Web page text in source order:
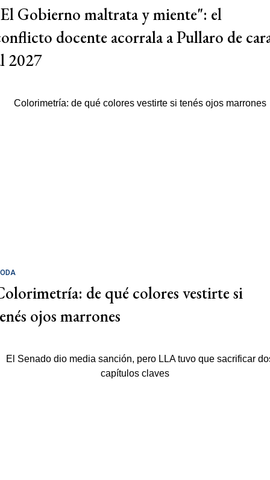
Gobierno maltrata y miente": el
docente acorrala a Pullaro de
2027
de qué colores vestirte si
ojos marrones